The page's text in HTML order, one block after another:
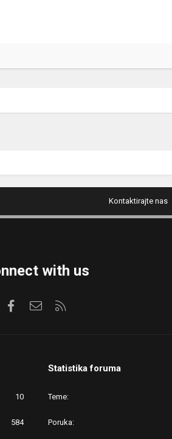
Kontaktirajte nas
with us
FacebookKontaktirajte nas
10
584
Statistika foruma
Teme
Poruka